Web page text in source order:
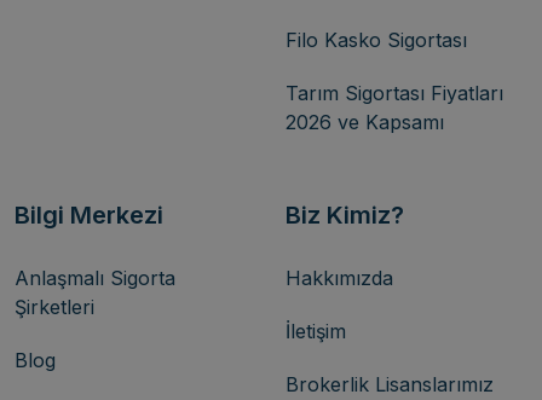
Filo Kasko Sigortası
Tarım Sigortası Fiyatları
2026 ve Kapsamı
Bilgi Merkezi
Anlaşmalı Sigorta
Şirketleri
Blog
Biz Kimiz?
Hakkımızda
İletişim
Brokerlik Lisanslarımız